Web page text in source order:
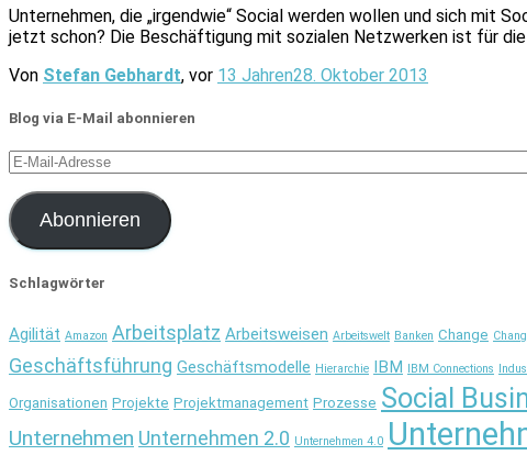
Unternehmen, die „irgendwie“ Social werden wollen und sich mit
jetzt schon? Die Beschäftigung mit sozialen Netzwerken ist für
Von Stefan Gebhardt, vor 13 Jahren28. Oktober 2013
Blog via E-Mail abonnieren
E-
Adresse
Abonnieren
Schlagwörter
Agilität Amazon Arbeitsplatz Arbeitsweisen Arbeitswelt Banken Change
Geschäftsführung Geschäftsmodelle Hierarchie IBM IBM Connections
Organisationen Projekte Projektmanagement Prozesse Social
Unternehmen Unternehmen 2.0 Unternehmen 4.0